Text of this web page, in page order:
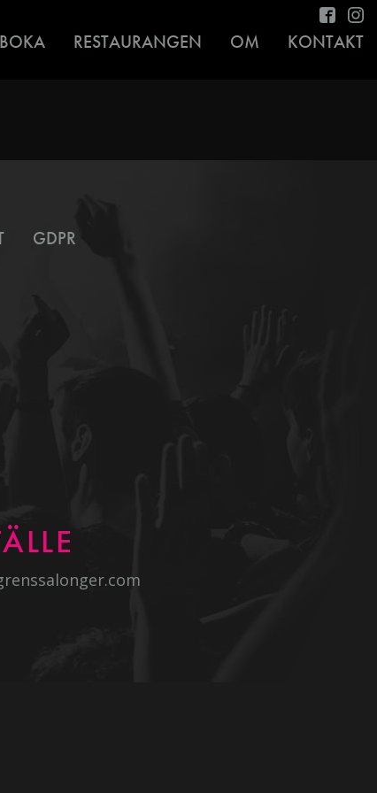
BOKA RESTAURANGEN OM KONTAKT
GDPR